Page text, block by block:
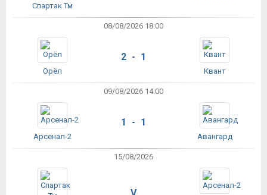
Спартак Тм
08/08/2026 18:00
Орёл
2 - 1
Квант
09/08/2026 14:00
Арсенал-2
1 - 1
Авангард
15/08/2026